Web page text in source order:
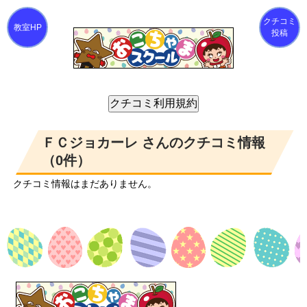
クチコミ
投稿
ＦＣジョカーレ さんのクチコミ情報
（0件）
クチコミ情報はまだありません。